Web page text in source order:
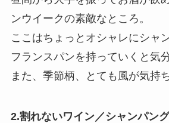
ンウイークの素敵なところ。
ここはちょっとオシャレにシャ
フランスパンを持っていくと気
また、季節柄、とても風が気持
2.割れないワイン／シャンパン